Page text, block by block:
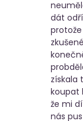
dát
získala
koupat
že mi
nás